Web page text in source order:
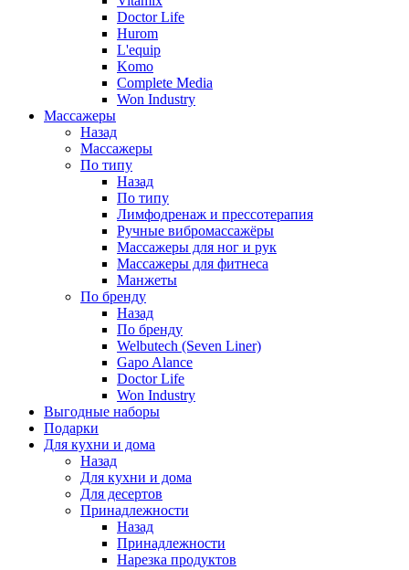
Doctor Life
Hurom
L'equip
Komo
Complete Media
Won Industry
Массажеры
Назад
Массажеры
По типу
Назад
По типу
Лимфодренаж и прессотерапия
Ручные вибромассажёры
Массажеры для ног и рук
Массажеры для фитнеса
Манжеты
По бренду
Назад
По бренду
Welbutech (Seven Liner)
Gapo Alance
Doctor Life
Won Industry
Выгодные наборы
Подарки
Для кухни и дома
Назад
Для кухни и дома
Для десертов
Принадлежности
Назад
Принадлежности
Нарезка продуктов